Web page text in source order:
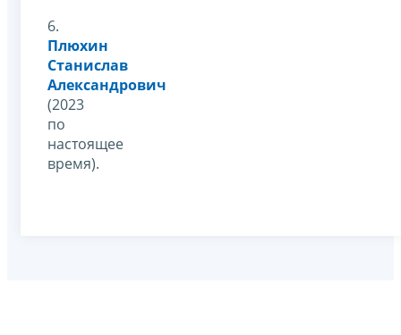
6.
Плюхин
Станислав
Александрович
(2023
по
настоящее
время).